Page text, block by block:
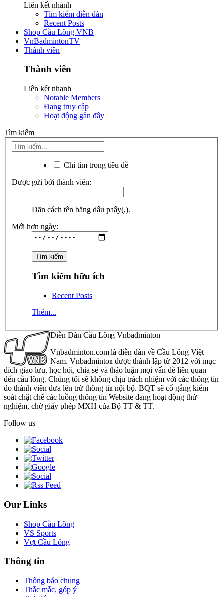
Liên kết nhanh
Tìm kiếm diễn đàn
Recent Posts
Shop Cầu Lông VNB
VnBadmintonTV
Thành viên
Thành viên
Liên kết nhanh
Notable Members
Đang truy cập
Hoạt động gần đây
Tìm kiếm
Chỉ tìm trong tiêu đề
Được gửi bởi thành viên:
Dãn cách tên bằng dấu phẩy(,).
Mới hơn ngày:
Tìm kiếm hữu ích
Recent Posts
Thêm...
Diễn Đàn Cầu Lông Vnbadminton
Vnbadminton.com là diễn đàn về Cầu Lông Việt
Nam. Vnbadminton được thành lập từ 2012 với mục
đích giao lưu, học hỏi, chia sẻ và thảo luận mọi vấn đề liên quan
đến cầu lông. Chúng tôi sẽ không chịu trách nhiệm với các thông tin
do thành viên đưa lên trừ thông tin nội bộ. BQT sẽ cố gắng kiểm
soát chặt chẽ các luồng thông tin Website đang hoạt động thử
nghiệm, chờ giấy phép MXH của Bộ TT & TT.
Follow us
Our Links
Shop Cầu Lông
VS Sports
Vợt Cầu Lông
Thông tin
Thông báo chung
Thắc mắc, góp ý